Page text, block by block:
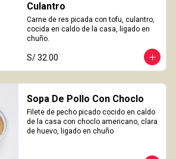
Culantro
Carne de res picada con tofu, culantro,
cocida en caldo de la casa, ligado en
chuño.
S/ 32.00
Sopa De Pollo Con Choclo
Filete de pecho picado cocido en caldo
de la casa con choclo americano, clara
de huevo, ligado en chuño